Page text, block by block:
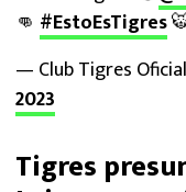
👊 #EstoEsTigres
— Club Tigres
2023
Tigres